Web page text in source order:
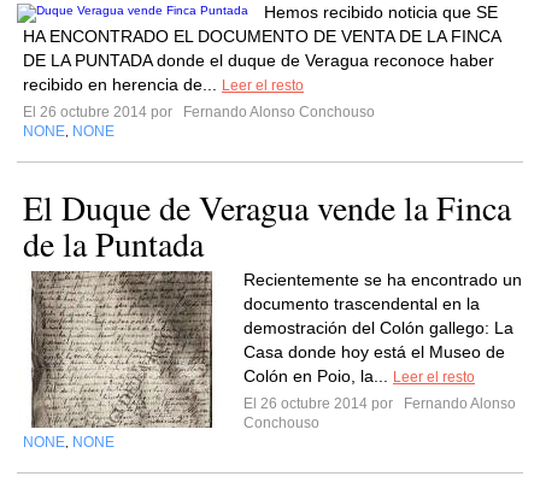
Hemos recibido noticia que SE
HA ENCONTRADO EL DOCUMENTO DE VENTA DE LA FINCA
DE LA PUNTADA donde el duque de Veragua reconoce haber
recibido en herencia de...
Leer el resto
El 26 octubre 2014 por
Fernando Alonso Conchouso
NONE NONE
El Duque de Veragua vende la Finca
de la Puntada
Recientemente se ha encontrado un
documento trascendental en la
demostración del Colón gallego: La
Casa donde hoy está el Museo de
Colón en Poio, la...
Leer el resto
El 26 octubre 2014 por
Fernando Alonso
Conchouso
NONE NONE